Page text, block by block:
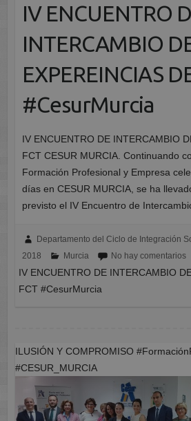
IV ENCUENTRO
INTERCAMBIO
EXPEREINCIAS
#CesurMurcia
IV ENCUENTRO DE INTERCAMBIO
FCT CESUR MURCIA. Continuando
Formación Profesional y Empresa
días en CESUR MURCIA, se ha
previsto el IV Encuentro de
Departamento del Ciclo de Integración
2018
Murcia No hay comentarios
IV ENCUENTRO DE INTERCAMBIO
FCT #CesurMurcia
ILUSIÓN Y COMPROMISO
#CESUR_MURCIA